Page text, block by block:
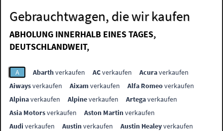
Gebrauchtwagen, die wir kaufen
ABHOLUNG INNERHALB EINES TAGES,
DEUTSCHLANDWEIT,
A Abarthverkaufen ACverkaufen Acuraverkaufen
Aiwaysverkaufen Aixamverkaufen Alfa Romeoverkaufen
Alpinaverkaufen Alpineverkaufen Artegaverkaufen
Asia Motorsverkaufen Aston Martinverkaufen
Audi verkaufen Austinverkaufen Austin Healeyverkaufen